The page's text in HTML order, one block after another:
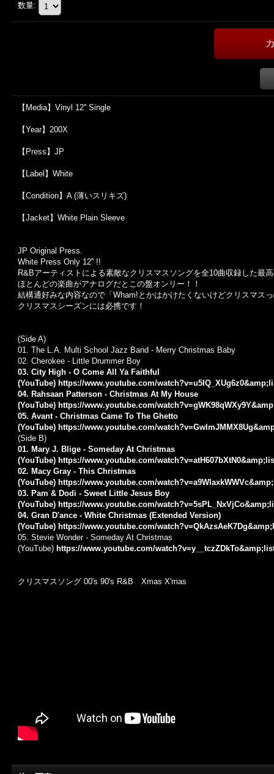
数量:
【Media】Vinyl 12'' Single
【Year】200X
【Press】JP
【Label】White
【Condition】A (薄いスリキズ)
【Jacket】White Plain Sleeve
JP Original Press.
White Press Only 12'' !!
R&Bアーティストによる素敵なクリスマスソングを全10曲収録した最
ほとんどの楽曲がアナログだとこの盤オンリー！！
結構通好みな内容なので「Wham!とかはかけたくないけどクリスマス
クリスマスシーズンには必携です！
(Side A)
01. The L.A. Multi School Jazz Band - Merry Christmas Baby
02. Cherokee - Little Drummer Boy
03. City High - O Come All Ya Faithful
(YouTube) https://www.youtube.com/
04. Rahsaan Patterson - Christmas At My House
(YouTube) https://www.youtube.com/
05. Avant - Christmas Came To The Ghetto
(YouTube) https://www.youtube.com/
(Side B)
01. Mary J. Blige - Someday At Christmas
(YouTube) https://www.youtube.com/
02. Macy Gray - This Christmas
(YouTube) https://www.youtube.com/
03. Pam & Dodi - Sweet Little Jesus Boy
(YouTube) https://www.youtube.com/
04. Gran D'ance - White Christmas (Extended Version)
(YouTube) https://www.youtube.com/
05. Stevie Wonder - Someday At Christmas
(YouTube) https://www.youtube.com/
クリスマスソング 00's 90's R&B Xmas X'mas